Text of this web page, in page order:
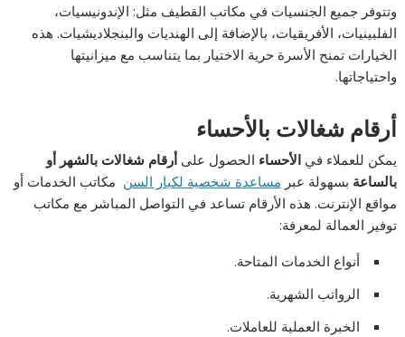
وتتوفر جميع الجنسيات في مكاتب القطيف مثل: الإندونيسيات،
الفلبينيات، الأفريقيات، بالإضافة إلى الهنديات والبنجلاديشيات. هذه
الخيارات تمنح الأسرة حرية الاختيار بما يتناسب مع ميزانيتها
واحتياجاتها.
أرقام شغالات بالأحساء
يمكن للعملاء فيالأحساء الحصول علىأرقام شغالات بالشهر أو
بالساعة بسهولة عبر مساعدة شخصية لكبار السن مكاتب الخدمات أو
مواقع الإنترنت. هذه الأرقام تساعد في التواصل المباشر مع مكاتب
توفير العمالة لمعرفة:
أنواع الخدمات المتاحة.
الرواتب الشهرية.
الخبرة العملية للعاملات.